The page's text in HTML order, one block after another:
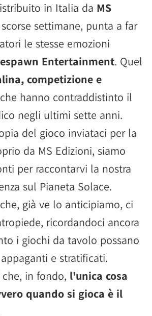
in Italia da MS
settimane, punta a far
le stesse emozioni
Entertainment. Quel
competizione e
che hanno contraddistinto il
negli ultimi sette anni.
del gioco inviataci per la
da MS Edizioni, siamo
per raccontarvi la nostra
sul Pianeta Solace.
già ve lo anticipiamo, ci
ricordandoci ancora
i giochi da tavolo possano
e stratificati.
in fondo, l'unica cosa
quando si gioca è il